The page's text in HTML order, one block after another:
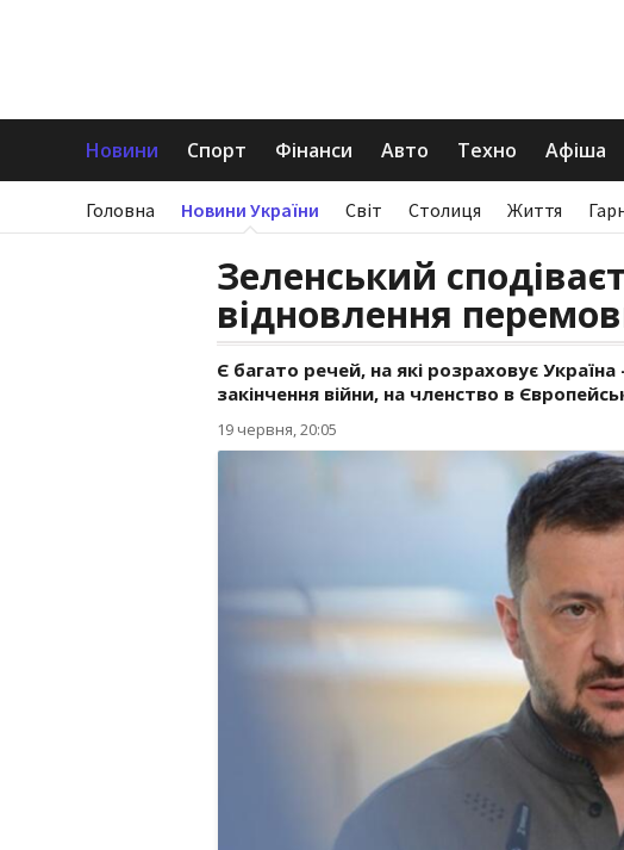
Новини Спорт Фінанси Авто Техно Афіша
Головна Новини України Світ Столиця Життя
Зеленський
відновлення
Є багато речей, на які розраховує Україна
закінчення війни, на членство в
19 червня, 20:05